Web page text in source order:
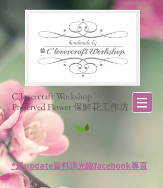
C'lovercraft Workshop
Preserved Flower 保鮮花工作坊
*最update資料請光臨facebook專頁